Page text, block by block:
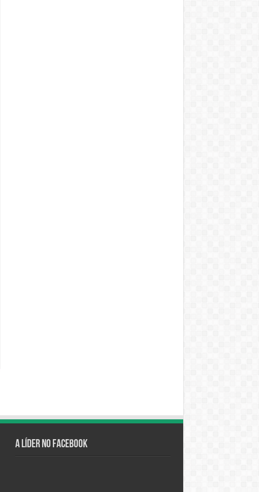
A Líder no Facebook